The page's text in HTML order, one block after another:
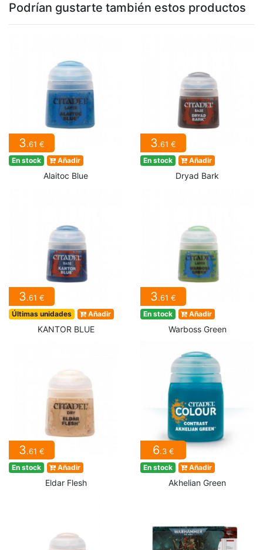
Podrían gustarte también estos productos
3.61 €
En stock Añadir
Alaitoc Blue
3.61 €
En stock Añadir
Dryad Bark
3.61 €
Últimas unidades Añadir
KANTOR BLUE
3.61 €
En stock Añadir
Warboss Green
3.61 €
En stock Añadir
Eldar Flesh
6.3 €
En stock Añadir
Akhelian Green